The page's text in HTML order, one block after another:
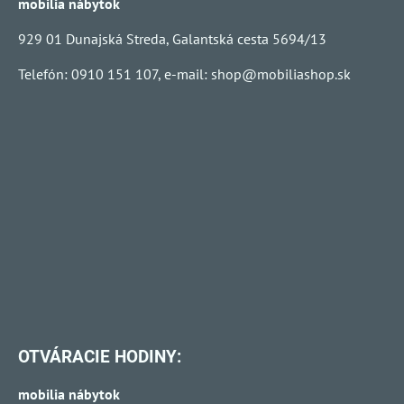
mobilia nábytok
929 01 Dunajská Streda, Galantská cesta 5694/13
Telefón: 0910 151 107, e-mail: shop@mobiliashop.sk
OTVÁRACIE HODINY:
mobilia nábytok